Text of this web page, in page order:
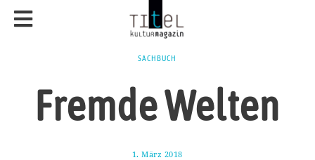
SACHBUCH
Fremde Welten
1. März 2018